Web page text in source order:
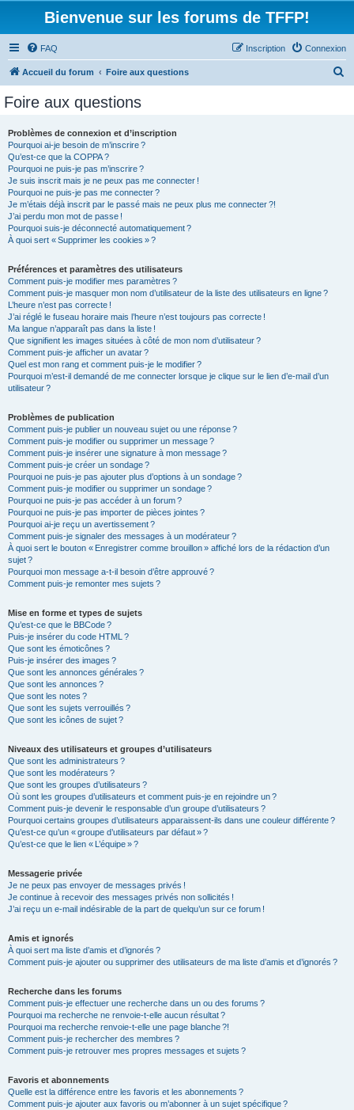
Bienvenue sur les forums de TFFP!
FAQ Connexion
Inscription
Accueil du forum Foire aux questions
Foire aux questions
Problèmes de connexion et d’inscription
Pourquoi ai-je besoin de m’inscrire ?
Qu’est-ce que la COPPA ?
Pourquoi ne puis-je pas m’inscrire ?
Je suis inscrit mais je ne peux pas me connecter !
Pourquoi ne puis-je pas me connecter ?
Je m’étais déjà inscrit par le passé mais ne peux plus me connecter ?!
J’ai perdu mon mot de passe !
Pourquoi suis-je déconnecté automatiquement ?
À quoi sert « Supprimer les cookies » ?
Préférences et paramètres des utilisateurs
Comment puis-je modifier mes paramètres ?
Comment puis-je masquer mon nom d’utilisateur de la liste des utilisateurs en ligne ?
L’heure n’est pas correcte !
J’ai réglé le fuseau horaire mais l’heure n’est toujours pas correcte !
Ma langue n’apparaît pas dans la liste !
Que signifient les images situées à côté de mon nom d’utilisateur ?
Comment puis-je afficher un avatar ?
Quel est mon rang et comment puis-je le modifier ?
Pourquoi m’est-il demandé de me connecter lorsque je clique sur le lien d’e-mail d’un
utilisateur ?
Problèmes de publication
Comment puis-je publier un nouveau sujet ou une réponse ?
Comment puis-je modifier ou supprimer un message ?
Comment puis-je insérer une signature à mon message ?
Comment puis-je créer un sondage ?
Pourquoi ne puis-je pas ajouter plus d’options à un sondage ?
Comment puis-je modifier ou supprimer un sondage ?
Pourquoi ne puis-je pas accéder à un forum ?
Pourquoi ne puis-je pas importer de pièces jointes ?
Pourquoi ai-je reçu un avertissement ?
Comment puis-je signaler des messages à un modérateur ?
À quoi sert le bouton « Enregistrer comme brouillon » affiché lors de la rédaction d’un
sujet ?
Pourquoi mon message a-t-il besoin d’être approuvé ?
Comment puis-je remonter mes sujets ?
Mise en forme et types de sujets
Qu’est-ce que le BBCode ?
Puis-je insérer du code HTML ?
Que sont les émoticônes ?
Puis-je insérer des images ?
Que sont les annonces générales ?
Que sont les annonces ?
Que sont les notes ?
Que sont les sujets verrouillés ?
Que sont les icônes de sujet ?
Niveaux des utilisateurs et groupes d’utilisateurs
Que sont les administrateurs ?
Que sont les modérateurs ?
Que sont les groupes d’utilisateurs ?
Où sont les groupes d’utilisateurs et comment puis-je en rejoindre un ?
Comment puis-je devenir le responsable d’un groupe d’utilisateurs ?
Pourquoi certains groupes d’utilisateurs apparaissent-ils dans une couleur différente ?
Qu’est-ce qu’un « groupe d’utilisateurs par défaut » ?
Qu’est-ce que le lien « L’équipe » ?
Messagerie privée
Je ne peux pas envoyer de messages privés !
Je continue à recevoir des messages privés non sollicités !
J’ai reçu un e-mail indésirable de la part de quelqu’un sur ce forum !
Amis et ignorés
À quoi sert ma liste d’amis et d’ignorés ?
Comment puis-je ajouter ou supprimer des utilisateurs de ma liste d’amis et d’ignorés ?
Recherche dans les forums
Comment puis-je effectuer une recherche dans un ou des forums ?
Pourquoi ma recherche ne renvoie-t-elle aucun résultat ?
Pourquoi ma recherche renvoie-t-elle une page blanche ?!
Comment puis-je rechercher des membres ?
Comment puis-je retrouver mes propres messages et sujets ?
Favoris et abonnements
Quelle est la différence entre les favoris et les abonnements ?
Comment puis-je ajouter aux favoris ou m’abonner à un sujet spécifique ?